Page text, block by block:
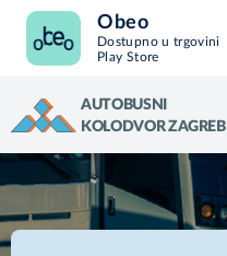
Obeo
Dostupno u trgovini
Play Store
AUTOBUSNI
KOLODVOR ZAGREB